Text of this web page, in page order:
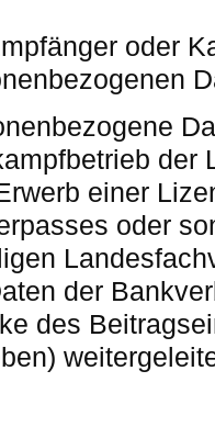
oder
der
einer
oder
der
des